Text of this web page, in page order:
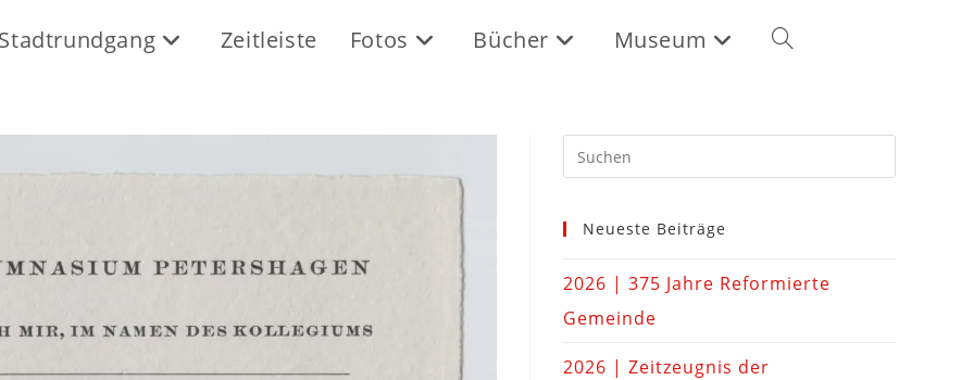
Zeitleiste Fotos Bücher Museum
Neueste Beiträge
2026 | 375 Jahre Reformierte
Gemeinde
2026 | Zeitzeugnis der